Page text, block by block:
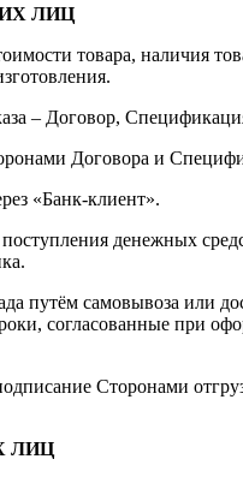
ЛИЦ
товара, наличия
– Договор,
Договора и
«Банк-клиент».
денежных
путём самовывоза или
согласованные при
Сторонами
ЛИЦ